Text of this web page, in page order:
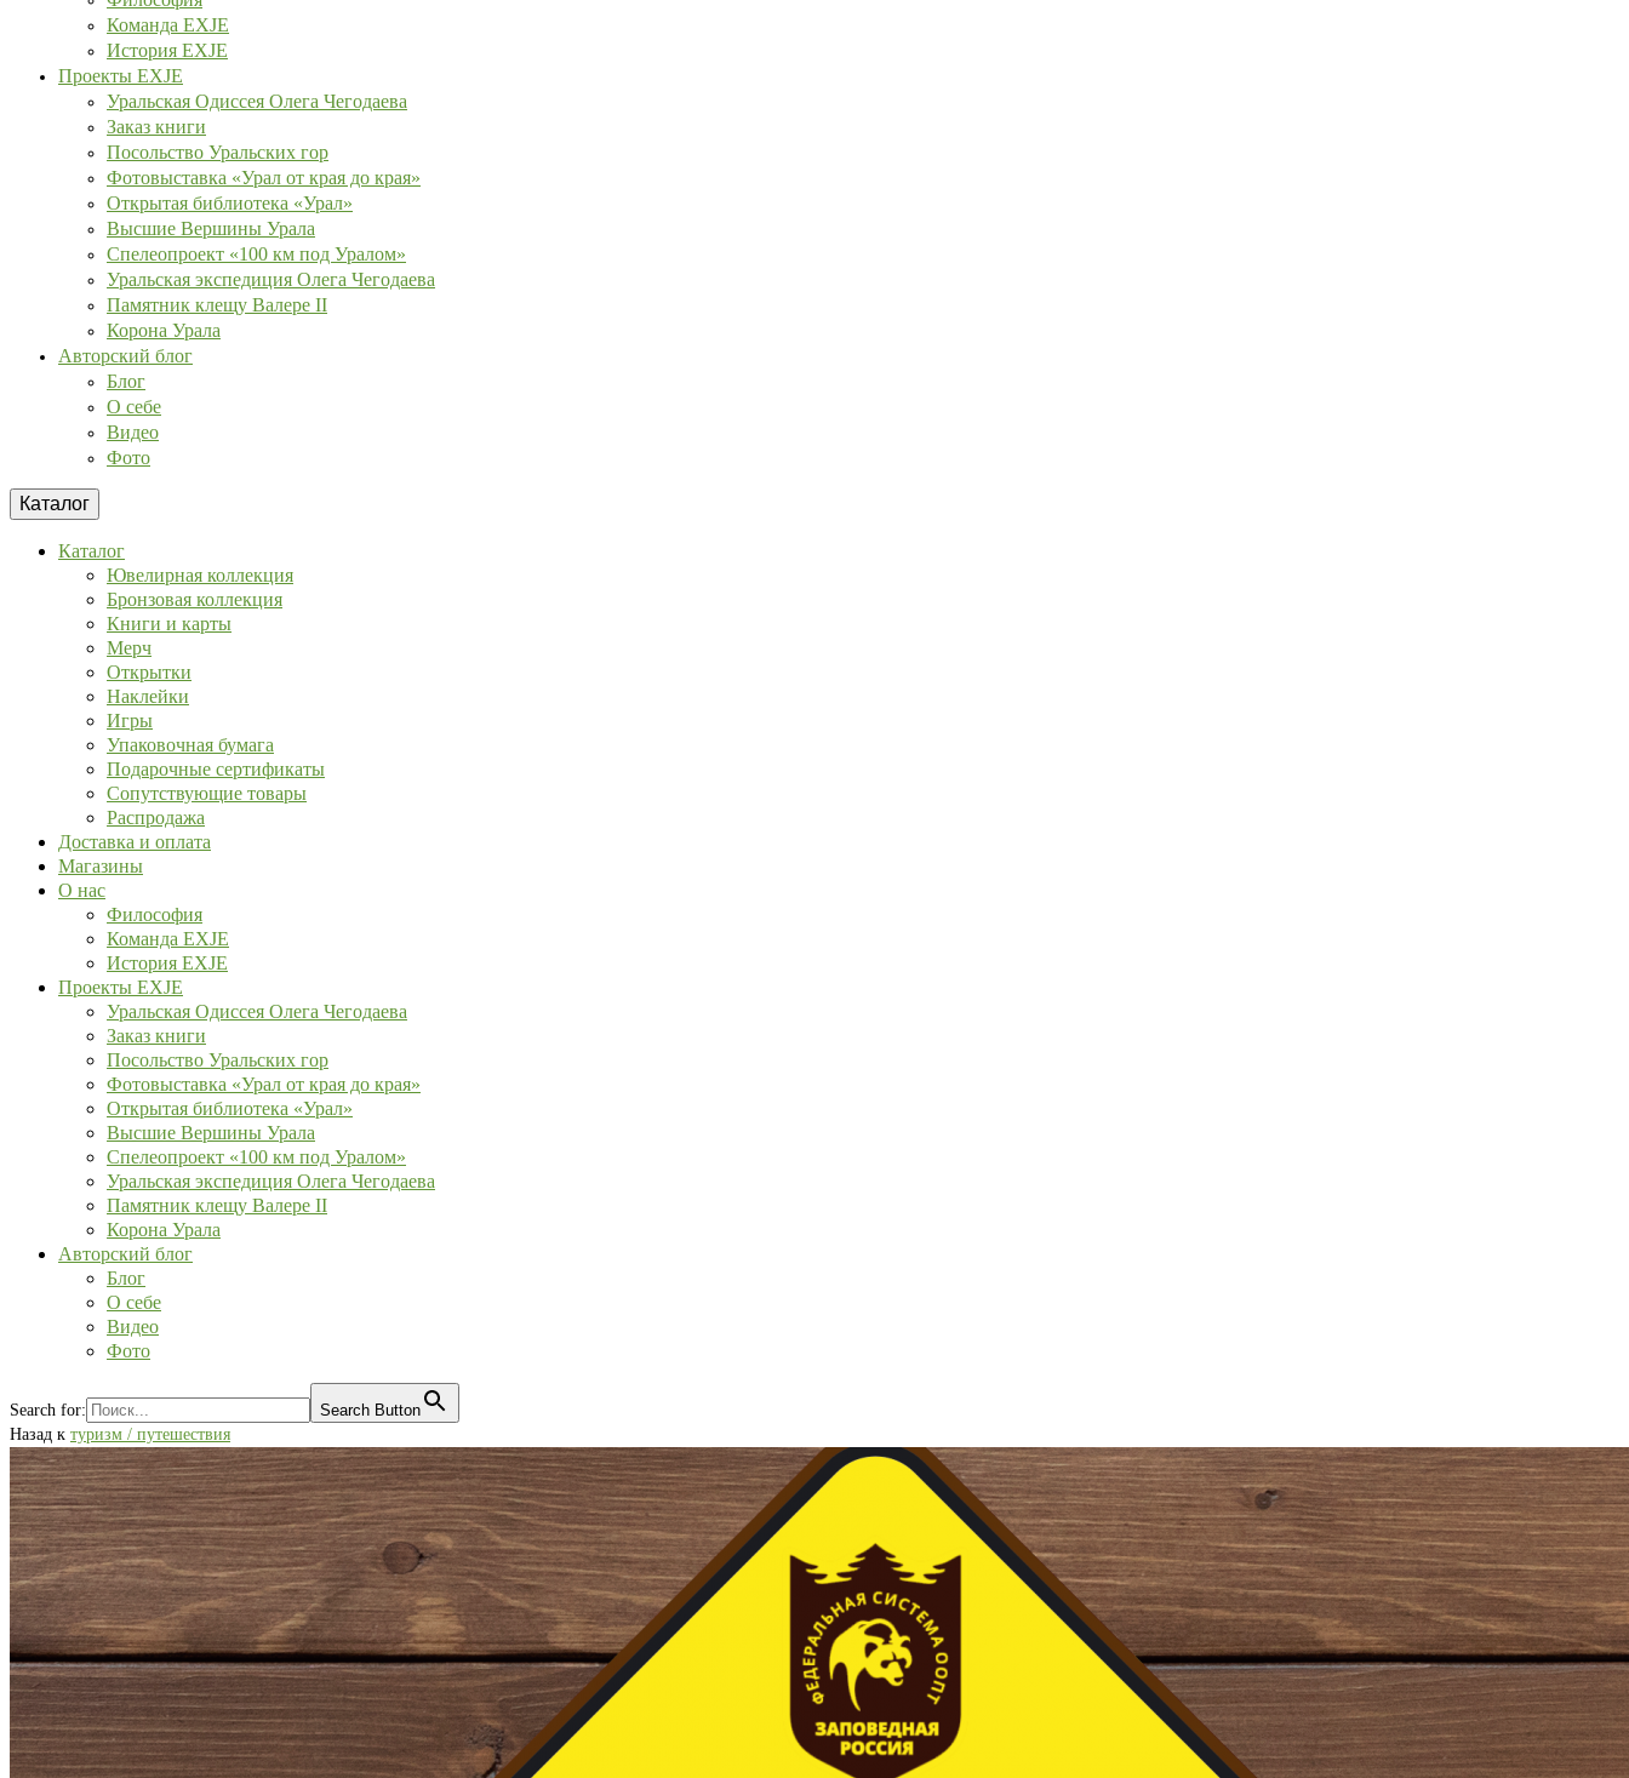
Команда EXJE
История EXJE
Проекты EXJE
Уральская Одиссея Олега Чегодаева
Заказ книги
Посольство Уральских гор
Фотовыставка «Урал от края до края»
Открытая библиотека «Урал»
Высшие Вершины Урала
Спелеопроект «100 км под Уралом»
Уральская экспедиция Олега Чегодаева
Памятник клещу Валере II
Корона Урала
Авторский блог
Блог
О себе
Видео
Фото
Каталог
Каталог
Ювелирная коллекция
Бронзовая коллекция
Книги и карты
Мерч
Открытки
Наклейки
Игры
Упаковочная бумага
Подарочные сертификаты
Сопутствующие товары
Распродажа
Доставка и оплата
Магазины
О нас
Философия
Команда EXJE
История EXJE
Проекты EXJE
Уральская Одиссея Олега Чегодаева
Заказ книги
Посольство Уральских гор
Фотовыставка «Урал от края до края»
Открытая библиотека «Урал»
Высшие Вершины Урала
Спелеопроект «100 км под Уралом»
Уральская экспедиция Олега Чегодаева
Памятник клещу Валере II
Корона Урала
Авторский блог
Блог
О себе
Видео
Фото
Search for:
Search Button
Назад к туризм / путешествия